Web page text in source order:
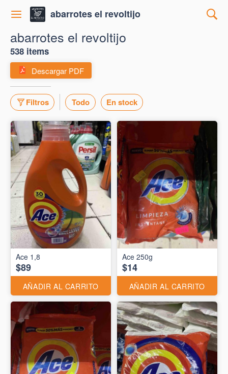
abarrotes el revoltijo
abarrotes el revoltijo
538 items
Descargar PDF
Filtros Todo En stock
Ace 1,8
$89
AÑADIR AL CARRITO
Ace 250g
$14
AÑADIR AL CARRITO